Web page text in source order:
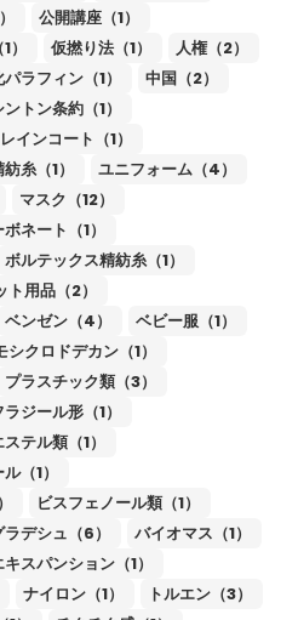
公開講座（1）
仮撚り法（1）
人権（2）
ラフィン（1）
中国（2）
トン条約（1）
レインコート（1）
糸（1）
ユニフォーム（4）
マスク（12）
ネート（1）
ボルテックス精紡糸（1）
ト用品（2）
ベンゼン（4）
ベビー服（1）
クロドデカン（1）
プラスチック類（3）
ラジール形（1）
テル類（1）
（1）
ビスフェノール類（1）
デシュ（6）
バイオマス（1）
スパンション（1）
ナイロン（1）
トルエン（3）